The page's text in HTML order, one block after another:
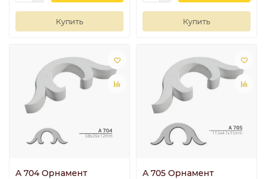
Купить Купить
A 704 Орнамент
A 705 Орнамент